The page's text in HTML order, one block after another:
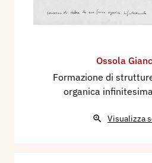
Ossola
Formazione di
organica
Visualizza